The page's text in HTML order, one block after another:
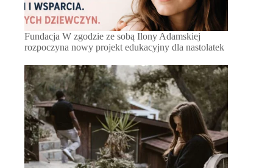
Fundacja W zgodzie ze sobą Ilony Adamskiej
rozpoczyna nowy projekt edukacyjny dla nastolatek